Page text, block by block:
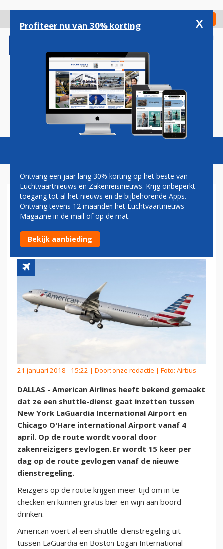
gaan
Check in
Magazine Podcasts Vacatures
AMERICAN OPENT SHUTTLE-
DIENST TUSSEN LAGUARDIA
EN O'HARE
21 januari 2018 - 15:22 | Door: onze redactie | Foto: Airbus
DALLAS - American Airlines heeft bekend gemaakt
dat ze een shuttle-dienst gaat inzetten tussen
New York LaGuardia International Airport en
Chicago O'Hare international Airport vanaf 4
april. Op de route wordt vooral door
zakenreizigers gevlogen. Er wordt 15 keer per
dag op de route gevlogen vanaf de nieuwe
dienstregeling.
Reizgers op de route krijgen meer tijd om in te
checken en kunnen gratis bier en wijn aan boord
drinken.
American voert al een shuttle-dienstregeling uit
tussen LaGuardia en Boston Logan International
Profiteer nu van 30% korting x
Ontvang een jaar lang 30% korting op het beste van
Luchtvaartnieuws en Zakenreisnieuws. Krijg onbeperkt
toegang tot al het nieuws en de bijbehorende Apps.
Ontvang tevens 12 maanden het Luchtvaartnieuws
Magazine in de mail of op de mat.
Bekijk aanbieding